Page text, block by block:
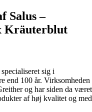
Salus –
Kräuterblut
sig i
end 100 år. Virksomheden
og har siden da været
af høj kvalitet og med